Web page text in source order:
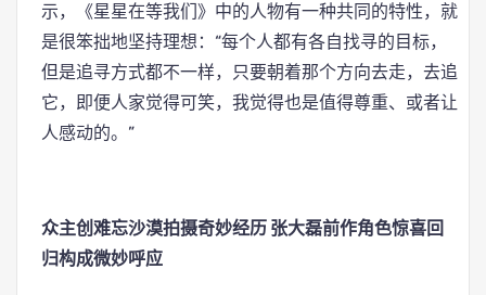
示，《星星在等我们》中的人物有一种共同的特性，就
是很笨拙地坚持理想：“每个人都有各自找寻的目标，
但是追寻方式都不一样，只要朝着那个方向去走，去追
它，即便人家觉得可笑，我觉得也是值得尊重、或者让
人感动的。”
众主创难忘沙漠拍摄奇妙经历 张大磊前作角色惊喜回
归构成微妙呼应